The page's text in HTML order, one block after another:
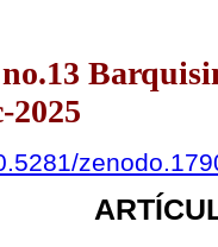
2025